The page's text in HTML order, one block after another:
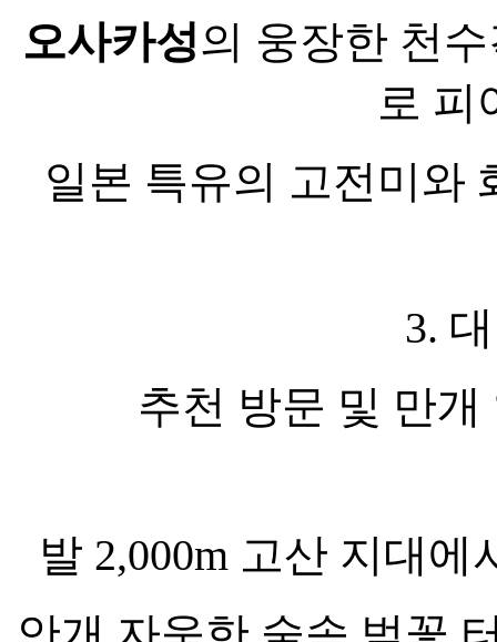
오사카성의 웅장한 천
로 피
일본 특유의 고전미와
3.
추천 방문 및 만개
발 2,000m 고산 지대에